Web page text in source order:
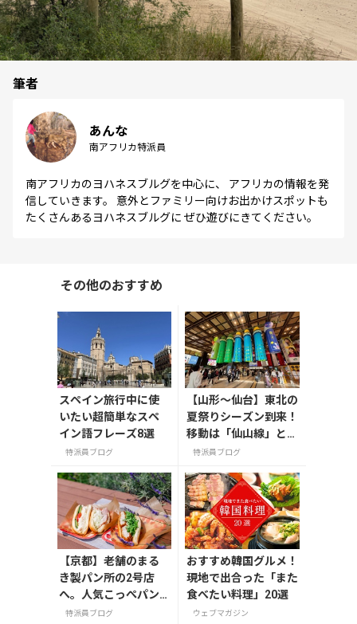
筆者
あんな
南アフリカ特派員
南アフリカのヨハネスブルグを中心に、 アフリカの情報を発
信していきます。 意外とファミリー向けお出かけスポットも
たくさんあるヨハネスブルグに ぜひ遊びにきてください。
その他のおすすめ
スペイン旅行中に使
いたい超簡単なスペ
イン語フレーズ8選
特派員ブログ
【山形〜仙台】東北の
夏祭りシーズン到来！
移動は「仙山線」と
「高速バス」どっちが
特派員ブログ
【京都】老舗のまる
き製パン所の2号店
へ。人気こっぺパン
を市役所で味わう
特派員ブログ
おすすめ韓国グルメ！
現地で出合った「また
食べたい料理」20選
ウェブマガジン